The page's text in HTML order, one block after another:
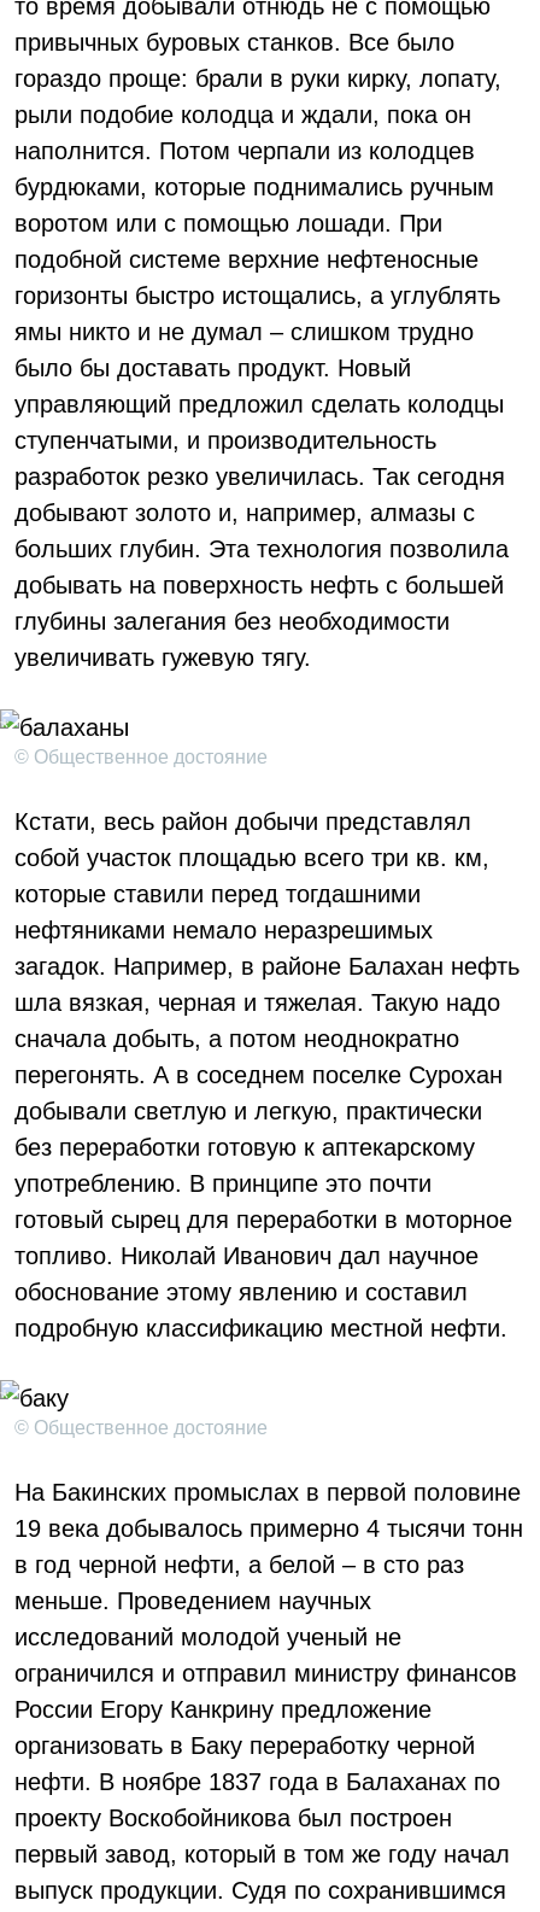
то время добывали отнюдь не с помощью
привычных буровых станков. Все было
гораздо проще: брали в руки кирку, лопату,
рыли подобие колодца и ждали, пока он
наполнится. Потом черпали из колодцев
бурдюками, которые поднимались ручным
воротом или с помощью лошади. При
подобной системе верхние нефтеносные
горизонты быстро истощались, а углублять
ямы никто и не думал – слишком трудно
было бы доставать продукт. Новый
управляющий предложил сделать колодцы
ступенчатыми, и производительность
разработок резко увеличилась. Так сегодня
добывают золото и, например, алмазы с
больших глубин. Эта технология позволила
добывать на поверхность нефть с большей
глубины залегания без необходимости
увеличивать гужевую тягу.
© Общественное достояние
Кстати, весь район добычи представлял
собой участок площадью всего три кв. км,
которые ставили перед тогдашними
нефтяниками немало неразрешимых
загадок. Например, в районе Балахан нефть
шла вязкая, черная и тяжелая. Такую надо
сначала добыть, а потом неоднократно
перегонять. А в соседнем поселке Сурохан
добывали светлую и легкую, практически
без переработки готовую к аптекарскому
употреблению. В принципе это почти
готовый сырец для переработки в моторное
топливо. Николай Иванович дал научное
обоснование этому явлению и составил
подробную классификацию местной нефти.
© Общественное достояние
На Бакинских промыслах в первой половине
19 века добывалось примерно 4 тысячи тонн
в год черной нефти, а белой – в сто раз
меньше. Проведением научных
исследований молодой ученый не
ограничился и отправил министру финансов
России Егору Канкрину предложение
организовать в Баку переработку черной
нефти. В ноябре 1837 года в Балаханах по
проекту Воскобойникова был построен
первый завод, который в том же году начал
выпуск продукции. Судя по сохранившимся